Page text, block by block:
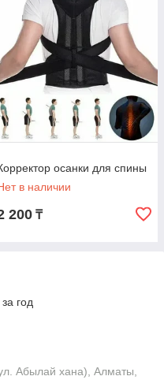
осанки для спины
в наличии
200 ₸
год
Абылай хана), Алматы,